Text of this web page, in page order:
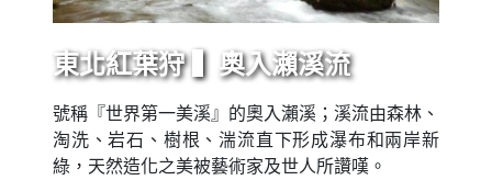
東北紅葉狩 ▍奧入瀨溪流
號稱『世界第一美溪』的奧入瀨溪；溪流由森林、
淘洗、岩石、樹根、湍流直下形成瀑布和兩岸新
綠，天然造化之美被藝術家及世人所讚嘆。